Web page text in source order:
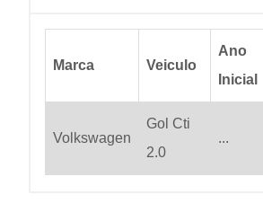
Marca Veiculo
Ano
Inicial
Volkswagen
Gol Cti
2.0
...